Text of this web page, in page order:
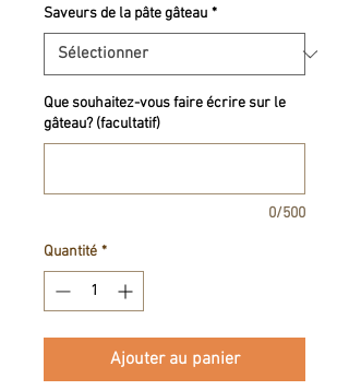
Saveurs de la pâte gâteau *
Que souhaitez-vous faire écrire sur le
gâteau? (facultatif)
0/500
Quantité *
Ajouter au panier